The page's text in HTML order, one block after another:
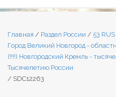
Главная / Раздел России / 53
Город Великий Новгород -
(!!!!) Новгородский Кремль -
Тысячелетию России
/ SDC12263